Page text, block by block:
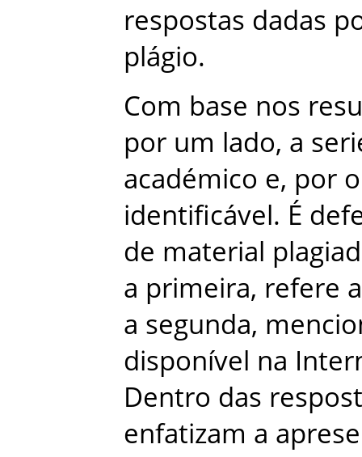
respostas dadas
plágio.
Com base nos
por um lado, a
académico e, por
identificável. É
de material
a primeira, refere a
a segunda,
disponível na
Dentro das
enfatizam a